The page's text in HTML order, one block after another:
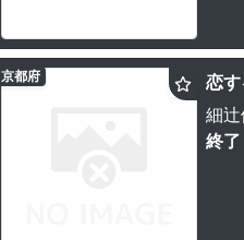
恋
細
終了
京都府